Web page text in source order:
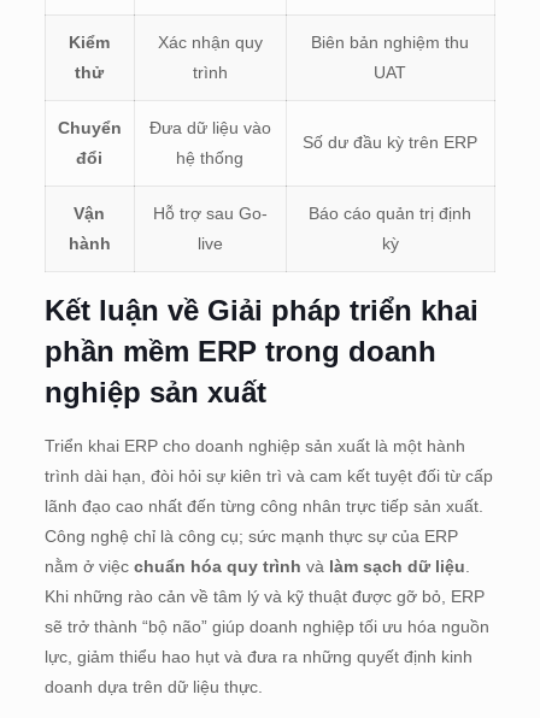
Kiểm
thử
Xác nhận quy
trình
Biên bản nghiệm thu
UAT
Chuyển
đổi
Đưa dữ liệu vào
hệ thống
Số dư đầu kỳ trên ERP
Vận
hành
Hỗ trợ sau Go-
live
Báo cáo quản trị định
kỳ
Kết luận về Giải pháp triển khai
phần mềm ERP trong doanh
nghiệp sản xuất
Triển khai ERP cho doanh nghiệp sản xuất là một hành
trình dài hạn, đòi hỏi sự kiên trì và cam kết tuyệt đối từ cấp
lãnh đạo cao nhất đến từng công nhân trực tiếp sản xuất.
Công nghệ chỉ là công cụ; sức mạnh thực sự của ERP
nằm ở việc chuẩn hóa quy trình và làm sạch dữ liệu.
Khi những rào cản về tâm lý và kỹ thuật được gỡ bỏ, ERP
sẽ trở thành “bộ não” giúp doanh nghiệp tối ưu hóa nguồn
lực, giảm thiểu hao hụt và đưa ra những quyết định kinh
doanh dựa trên dữ liệu thực.